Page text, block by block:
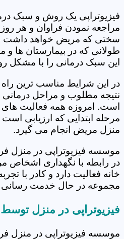
فیزیوتراپی یک روش و سبک
مراجعه نمودن فراوان و هر
سختی که مریض خواهد داشت
طولانی که در بیمارستان ها و
این سبک درمانی را با مشکل
در این شرایط مناسب ترین
نتیجه مطلوب و مراحل درمانی
است. امروزه همه فعالیت های
مرحله ابتدایی که ارزیابی
منزل مریض انجام می گیرد.
موسسه فیزیوتراپی در منزل
در رابطه با نگهداری اشخاص
خانه فعالیت دارد و کادر با
مجموعه در حال خدمت رسانی
فیزیوتراپی در منزل
موسسه فیزیوتراپی در منزل